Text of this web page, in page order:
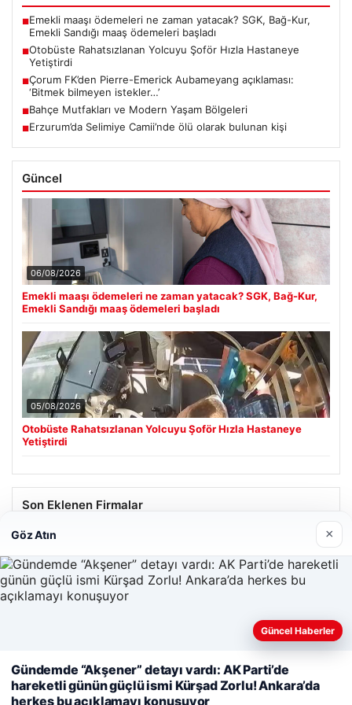
■Emekli maaşı ödemeleri ne zaman yatacak? SGK, Bağ-Kur,
Emekli Sandığı maaş ödemeleri başladı
■Otobüste Rahatsızlanan Yolcuyu Şoför Hızla Hastaneye
Yetiştirdi
■Çorum FK’den Pierre-Emerick Aubameyang açıklaması:
‘Bitmek bilmeyen istekler…’
■Bahçe Mutfakları ve Modern Yaşam Bölgeleri
■Erzurum’da Selimiye Camii’nde ölü olarak bulunan kişi
Güncel
06/08/2026
Emekli maaşı ödemeleri ne zaman yatacak? SGK, Bağ-Kur,
Emekli Sandığı maaş ödemeleri başladı
05/08/2026
Otobüste Rahatsızlanan Yolcuyu Şoför Hızla Hastaneye
Yetiştirdi
Son Eklenen Firmalar
Enes Kaplan Avukatlık Bürosu
28/04/2026
© 2026 Net Günlük | Günlük Haber
deneyiminizi kişiselleştirmek ve geliştirmek amacıyla çerezler
kullanıyoruz.Çerez Politikamız
Göz Atın ×
Güncel Haberler
Gündemde “Akşener” detayı vardı: AK Parti’de
hareketli günün güçlü ismi Kürşad Zorlu! Ankara’da
herkes bu açıklamayı konuşuyor